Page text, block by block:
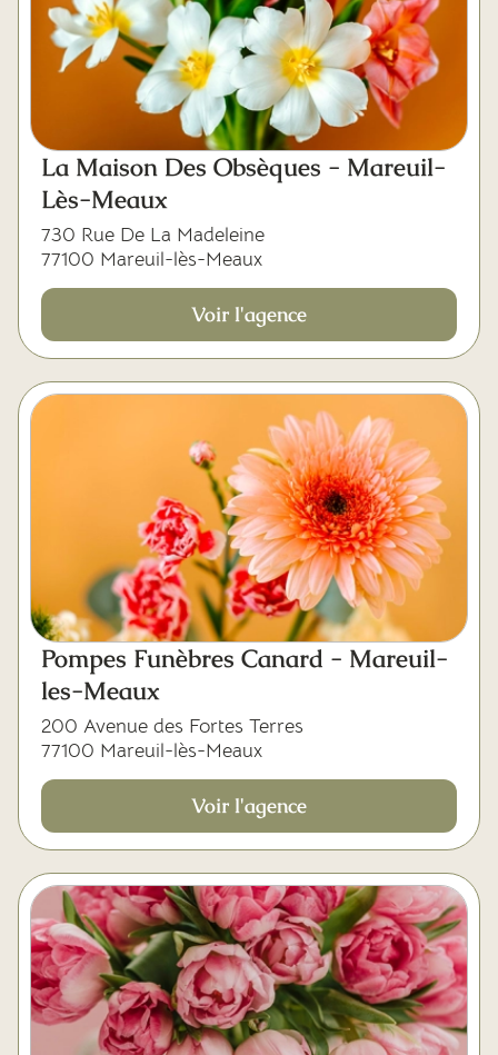
La Maison Des Obsèques - Mareuil-
Lès-Meaux
730 Rue De La Madeleine
77100 Mareuil-lès-Meaux
Voir l'agence
Pompes Funèbres Canard - Mareuil-
les-Meaux
200 Avenue des Fortes Terres
77100 Mareuil-lès-Meaux
Voir l'agence